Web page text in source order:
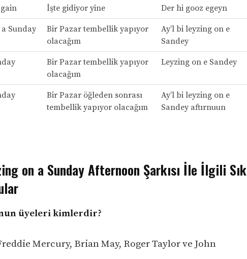
İşte gidiyor yine Der hi gooz egeyn
Sunday
Bir Pazar tembellik yapıyor
olacağım
Ay’l bi leyzing on e
Sandey
Bir Pazar tembellik yapıyor
olacağım
Leyzing on e Sandey
Bir Pazar öğleden sonrası
tembellik yapıyor olacağım
Ay’l bi leyzing on e
Sandey aftırnuun
on a Sunday Afternoon Şarkısı İle İlgili Sık
üyeleri kimlerdir?
Mercury, Brian May, Roger Taylor ve John